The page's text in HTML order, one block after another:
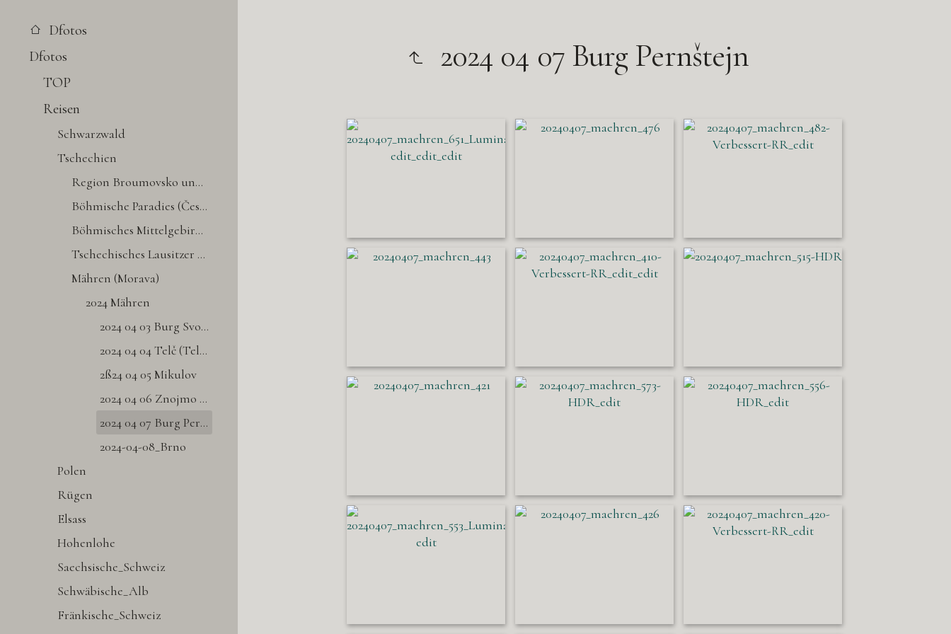
Dfotos
Dfotos
TOP
Reisen
Schwarzwald
Tschechien
Region Broumovsko und Niederschlesien
Böhmische Paradies (Český ráj)
Böhmisches Mittelgebirge (České středohoří)
Tschechisches Lausitzer Gebirge (Lužické hory)
Mähren (Morava)
2024 Mähren
2024 04 03 Burg Svojanov
2024 04 04 Telč (Teltsch)
2ß24 04 05 Mikulov
2024 04 06 Znojmo (Znaim)
2024 04 07 Burg Pernštejn
2024-04-08_Brno
Polen
Rügen
Elsass
Hohenlohe
Saechsische_Schweiz
Schwäbische_Alb
Fränkische_Schweiz
2024 04 07 Burg Pernštejn